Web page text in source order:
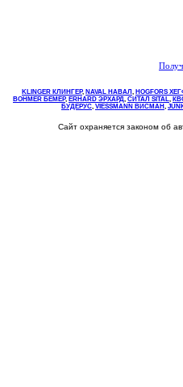
KLINGER КЛИНГЕР, NAVAL НАВАЛ , НOGFORS
BOHMER БЕМЕР, ERHARD ЭРХАРД, СИТАЛ SITAL,
БУДЕРУС, VIESSMANN ВИСМАН ,
Сайт охраняется законом об